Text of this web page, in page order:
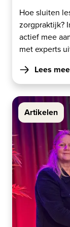
Hoe sluiten
zorgpraktijk?
actief mee
met experts
Lees
Artikelen